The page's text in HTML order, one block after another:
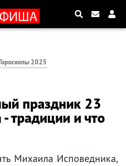
2025
праздник 23
традиции и что
Михаила Исповедника,